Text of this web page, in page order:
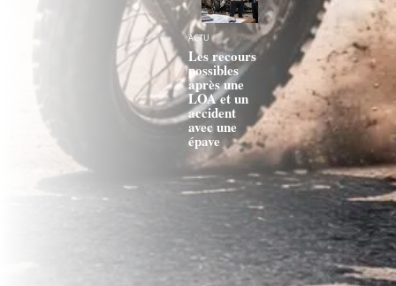
ACTU
Les recours
possibles
après une
LOA et un
accident
avec une
épave